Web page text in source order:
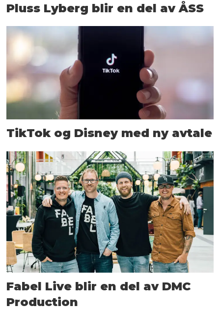
Pluss Lyberg blir en del av ÅSS
TikTok og Disney med ny avtale
Fabel Live blir en del av DMC
Production